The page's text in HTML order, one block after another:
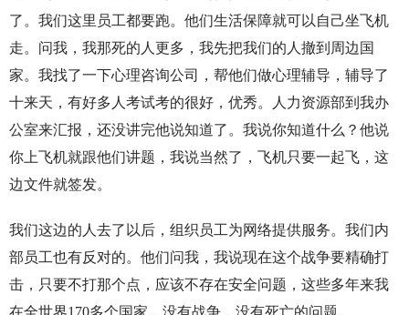
了。我们这里员工都要跑。他们生活保障就可以自己坐飞机
走。问我，我那死的人更多，我先把我们的人撤到周边国
家。我找了一下心理咨询公司，帮他们做心理辅导，辅导了
十来天，有好多人考试考的很好，优秀。人力资源部到我办
公室来汇报，还没讲完他说知道了。我说你知道什么？他说
你上飞机就跟他们讲题，我说当然了，飞机只要一起飞，这
边文件就签发。
我们这边的人去了以后，组织员工为网络提供服务。我们内
部员工也有反对的。他们问我，我说现在这个战争要精确打
击，只要不打那个点，应该不存在安全问题，这些多年来我
在全世界170多个国家，没有战争，没有死亡的问题。